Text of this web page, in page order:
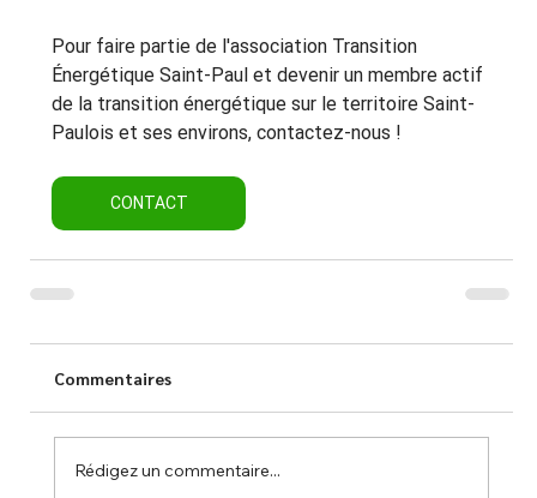
Pour faire partie de l'association Transition
Énergétique Saint-Paul et devenir un membre actif
de la transition énergétique sur le territoire Saint-
Paulois et ses environs, contactez-nous !
CONTACT
Commentaires
Rédigez un commentaire...